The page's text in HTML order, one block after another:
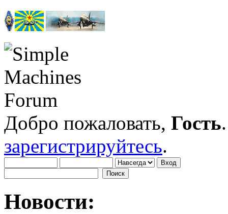
Добро пожаловать, Гость
зарегистрируйтесь.
Новости: